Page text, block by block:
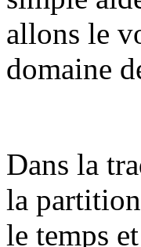
allons le
domaine
Dans la
la partition
le temps